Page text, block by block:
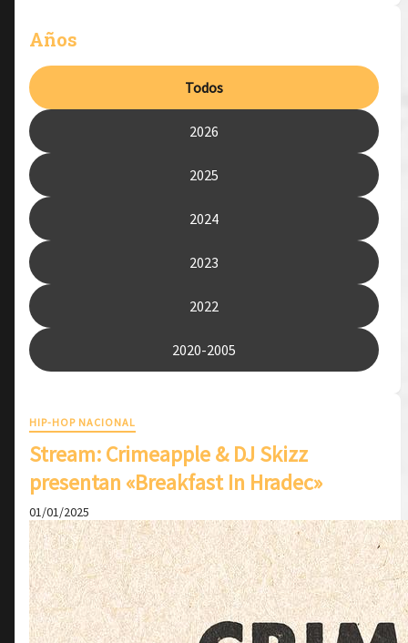
Años
Todos
2026
2025
2024
2023
2022
2020-2005
HIP-HOP NACIONAL
Stream: Crimeapple & DJ Skizz
presentan «Breakfast In Hradec»
01/01/2025